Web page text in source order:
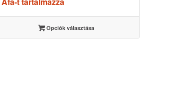
3500 Ft
Opciók választása